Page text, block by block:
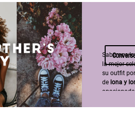
Sabemos
la mejor
su outfit
de lona y
Converse,